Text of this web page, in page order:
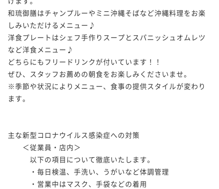
和琉御膳はチャンプルーやミニ沖縄そばなど沖縄料理をお楽
しみいただけるメニュー♪
洋食プレートはシェフ手作りスープとスパニッシュオムレツ
など洋食メニュー♪
どちらにもフリードリンクが付いています！！
ぜひ、スタッフお薦めの朝食をお楽しみくださいませ。
※季節や状況によりメニュー、食事の提供スタイルが変わり
ます。
主な新型コロナウイルス感染症への対策
＜従業員・店内＞
以下の項目について徹底いたします。
・毎日検温、手洗い、うがいなど体調管理
・営業中はマスク、手袋などの着用